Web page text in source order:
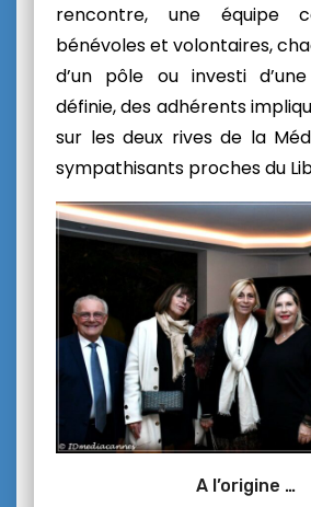
rencontre, une équipe
bénévoles et volontaires,
d’un pôle ou investi
définie, des adhérents
sur les deux rives de la
sympathisants proches du
A l’origine …